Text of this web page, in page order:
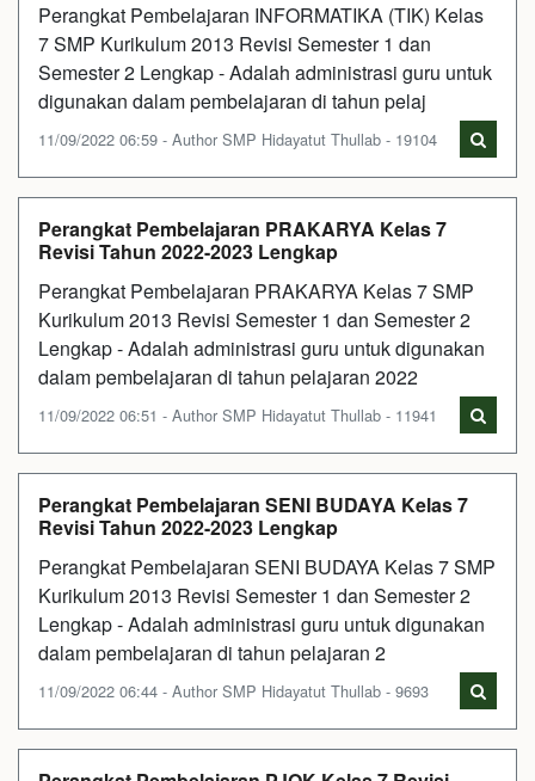
Perangkat Pembelajaran INFORMATIKA (TIK) Kelas
7 SMP Kurikulum 2013 Revisi Semester 1 dan
Semester 2 Lengkap - Adalah administrasi guru untuk
digunakan dalam pembelajaran di tahun pelaj
11/09/2022 06:59 - Author SMP Hidayatut Thullab - 19104
Perangkat Pembelajaran PRAKARYA Kelas 7
Revisi Tahun 2022-2023 Lengkap
Perangkat Pembelajaran PRAKARYA Kelas 7 SMP
Kurikulum 2013 Revisi Semester 1 dan Semester 2
Lengkap - Adalah administrasi guru untuk digunakan
dalam pembelajaran di tahun pelajaran 2022
11/09/2022 06:51 - Author SMP Hidayatut Thullab - 11941
Perangkat Pembelajaran SENI BUDAYA Kelas 7
Revisi Tahun 2022-2023 Lengkap
Perangkat Pembelajaran SENI BUDAYA Kelas 7 SMP
Kurikulum 2013 Revisi Semester 1 dan Semester 2
Lengkap - Adalah administrasi guru untuk digunakan
dalam pembelajaran di tahun pelajaran 2
11/09/2022 06:44 - Author SMP Hidayatut Thullab - 9693